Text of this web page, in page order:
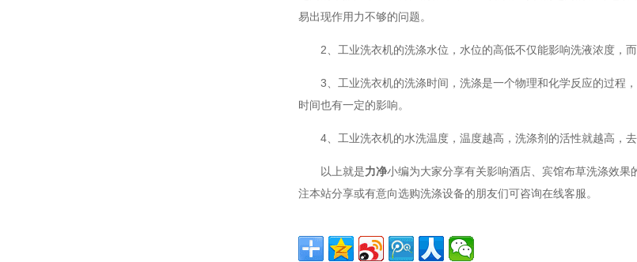
易出现作用力不够的问题。
2、 工业洗衣机的洗涤水位，水位的高低不仅能影响洗液浓度，
3、 工业洗衣机的洗涤时间，洗涤是一个物理和化学反应的过程
时间也有一定的影响。
4、 工业洗衣机的水洗温度，温度越高，洗涤剂的活性就越高，去
以上就是力净小编为大家分享有关影响酒店、宾馆布草洗涤效
注本站分享或有意向选购洗涤设备的朋友们可咨询在线客服。